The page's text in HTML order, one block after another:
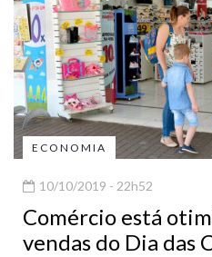
ECONOMIA
10/10/2019 - 22h52
Comércio está
vendas do Dia das